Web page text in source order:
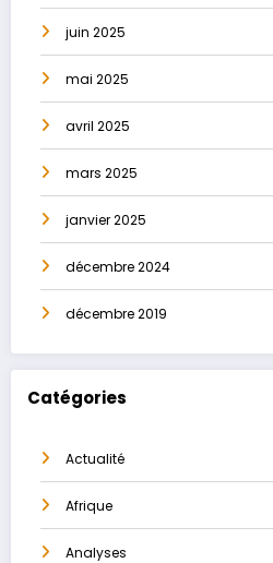
juin 2025
mai 2025
avril 2025
mars 2025
janvier 2025
décembre 2024
décembre 2019
Catégories
Actualité
Afrique
Analyses